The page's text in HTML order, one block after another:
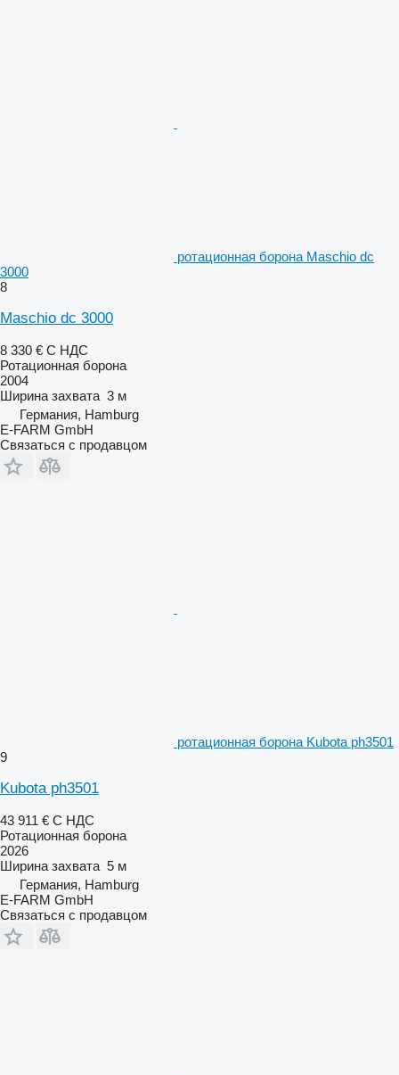
ротационная борона Maschio dc
3000
8
Maschio dc 3000
8 330 € С НДС
Ротационная борона
2004
Ширина захвата 3 м
Германия, Hamburg
E-FARM GmbH
Связаться с продавцом
ротационная борона Kubota ph3501
9
Kubota ph3501
43 911 € С НДС
Ротационная борона
2026
Ширина захвата 5 м
Германия, Hamburg
E-FARM GmbH
Связаться с продавцом